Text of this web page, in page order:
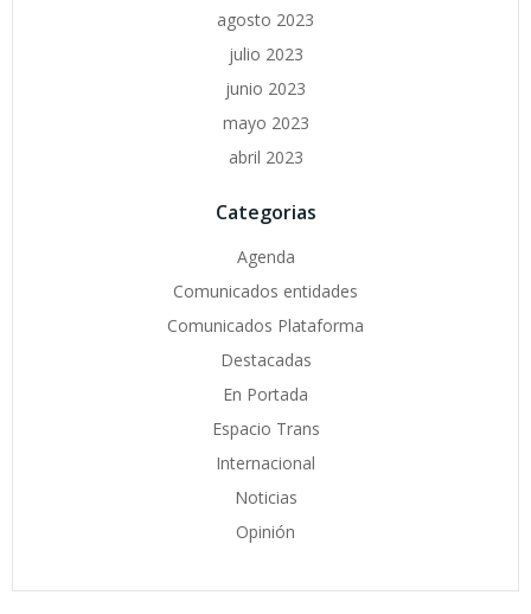
agosto 2023
julio 2023
junio 2023
mayo 2023
abril 2023
Categorias
Agenda
Comunicados entidades
Comunicados Plataforma
Destacadas
En Portada
Espacio Trans
Internacional
Noticias
Opinión